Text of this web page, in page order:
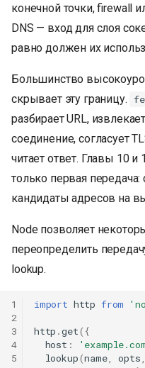
конечной точки, firewall
DNS — вход для слоя
равно должен их
Большинство
скрывает эту границу.
разбирает URL,
соединение, согласует
читает ответ. Главы 10 и
только первая передача:
кандидаты адресов на
Node позволяет
переопределить
lookup.
1
2
3
4
5
import http from
http .get({
host :
lookup(name, opts,